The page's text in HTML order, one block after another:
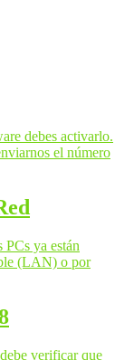
debes activarlo.
el número
PCs ya están
(LAN) o por
verificar que